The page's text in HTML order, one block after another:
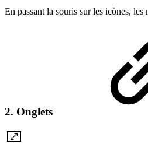
En passant la souris sur les icônes,
2. Onglets